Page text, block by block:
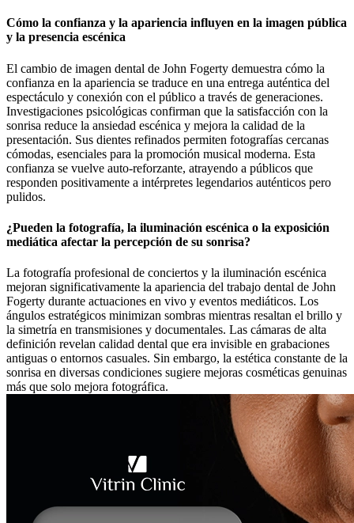
Cómo la confianza y la apariencia influyen en la imagen pública
y la presencia escénica
El cambio de imagen dental de John Fogerty demuestra cómo la
confianza en la apariencia se traduce en una entrega auténtica del
espectáculo y conexión con el público a través de generaciones.
Investigaciones psicológicas confirman que la satisfacción con la
sonrisa reduce la ansiedad escénica y mejora la calidad de la
presentación. Sus dientes refinados permiten fotografías cercanas
cómodas, esenciales para la promoción musical moderna. Esta
confianza se vuelve auto-reforzante, atrayendo a públicos que
responden positivamente a intérpretes legendarios auténticos pero
pulidos.
¿Pueden la fotografía, la iluminación escénica o la exposición
mediática afectar la percepción de su sonrisa?
La fotografía profesional de conciertos y la iluminación escénica
mejoran significativamente la apariencia del trabajo dental de John
Fogerty durante actuaciones en vivo y eventos mediáticos. Los
ángulos estratégicos minimizan sombras mientras resaltan el brillo y
la simetría en transmisiones y documentales. Las cámaras de alta
definición revelan calidad dental que era invisible en grabaciones
antiguas o entornos casuales. Sin embargo, la estética constante de la
sonrisa en diversas condiciones sugiere mejoras cosméticas genuinas
más que solo mejora fotográfica.